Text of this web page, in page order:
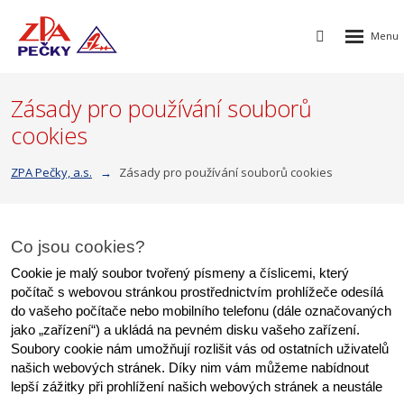
Vyhledávání
Rozbalení
Zásady pro používání souborů
cookies
ZPA Pečky, a.s. Zásady pro používání souborů cookies
Co jsou cookies?
Cookie je malý soubor tvořený písmeny a číslicemi, který
počítač s webovou stránkou prostřednictvím prohlížeče odesílá
do vašeho počítače nebo mobilního telefonu (dále označovaných
jako „zařízení“) a ukládá na pevném disku vašeho zařízení.
Soubory cookie nám umožňují rozlišit vás od ostatních uživatelů
našich webových stránek. Díky nim vám můžeme nabídnout
lepší zážitky při prohlížení našich webových stránek a neustále